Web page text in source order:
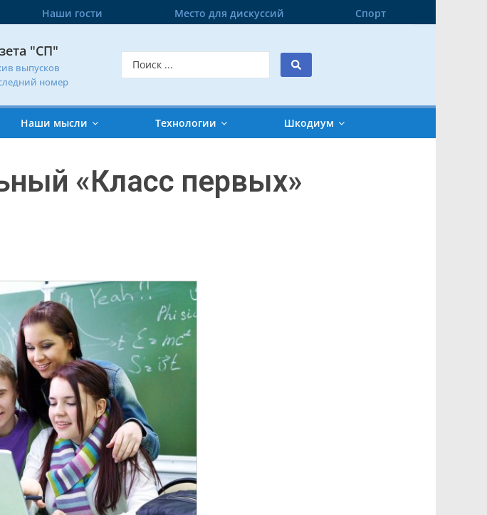
Наши гости Место для дискуссий Спорт
"СП"
выпусков
номер
Наши мысли Технологии Шкодиум
«Класс первых»